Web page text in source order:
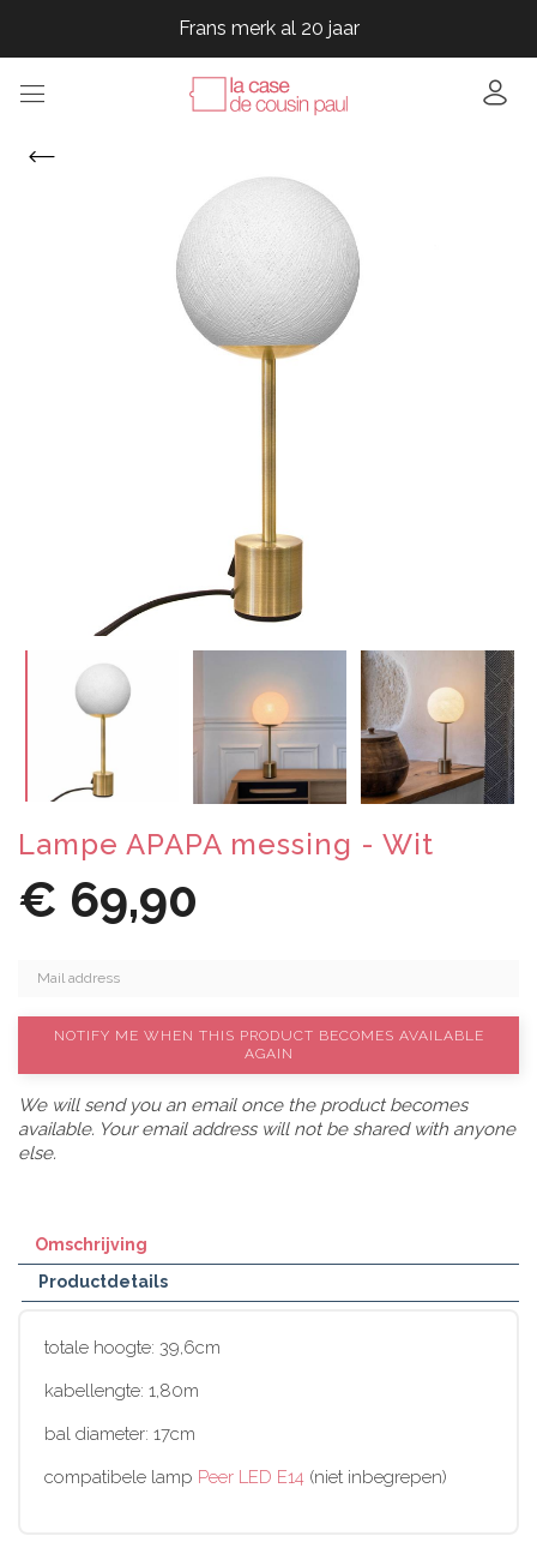
Frans merk al 20 jaar
Frans merk al 20 jaar
Frans merk al 20 jaar
Lampe APAPA messing - Wit
€ 69,90
NOTIFY ME WHEN THIS PRODUCT BECOMES AVAILABLE
AGAIN
We will send you an email once the product becomes
available. Your email address will not be shared with anyone
else.
Omschrijving
Productdetails
totale hoogte: 39,6cm
kabellengte: 1,80m
bal diameter: 17cm
compatibele lamp Peer LED E14 (niet inbegrepen)